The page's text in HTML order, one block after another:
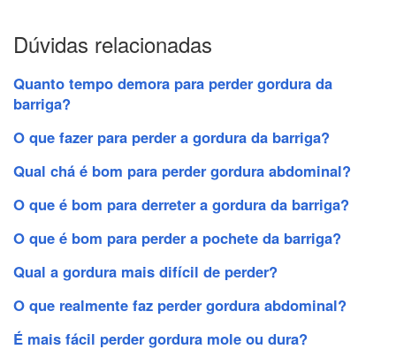
Dúvidas relacionadas
Quanto tempo demora para perder gordura da
barriga?
O que fazer para perder a gordura da barriga?
Qual chá é bom para perder gordura abdominal?
O que é bom para derreter a gordura da barriga?
O que é bom para perder a pochete da barriga?
Qual a gordura mais difícil de perder?
O que realmente faz perder gordura abdominal?
É mais fácil perder gordura mole ou dura?